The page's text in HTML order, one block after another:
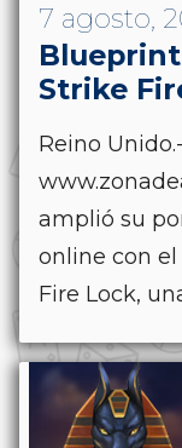
7 agosto,
Strike
Reino
amplió su
online con
Fire Lock,